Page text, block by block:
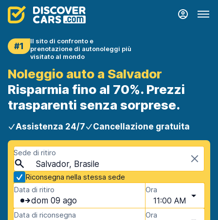
#1
Il sito di confronto e
prenotazione di autonoleggi più
visitato al mondo
Noleggio auto a Salvador
Risparmia fino al 70%. Prezzi
trasparenti senza sorprese.
Assistenza 24/7 Cancellazione gratuita
Sede di ritiro
Salvador, Brasile
Riconsegna nella stessa sede
Data di ritiro
dom 09 ago
Ora
11:00 AM
Data di riconsegna Ora